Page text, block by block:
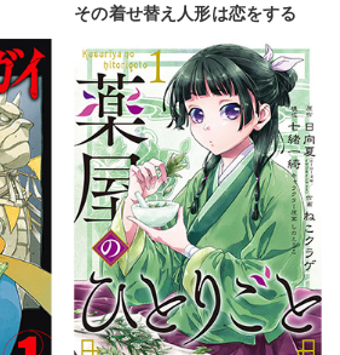
その着せ替え人形は恋をする